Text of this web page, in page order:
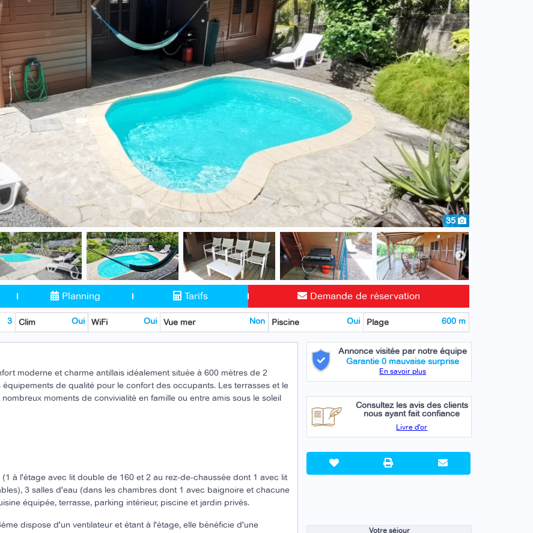
35
Planning Tarifs Demande de réservation
3 Clim Oui WiFi Oui Vue mer Non Piscine Oui Plage 600 m
moderne et charme antillais idéalement située à 600 mètres de 2
de qualité pour le confort des occupants. Les terrasses et le
moments de convivialité en famille ou entre amis sous le soleil
à l'étage avec lit double de 160 et 2 au rez-de-chaussée dont 1 avec lit
3 salles d'eau (dans les chambres dont 1 avec baignoire et chacune
équipée, terrasse, parking intérieur, piscine et jardin privés.
dispose d'un ventilateur et étant à l'étage, elle bénéficie d'une
Annonce visitée par notre équipe
Garantie 0 mauvaise surprise
En savoir plus
Consultez les avis des clients
nous ayant fait confiance
Livre d'or
Votre séjour